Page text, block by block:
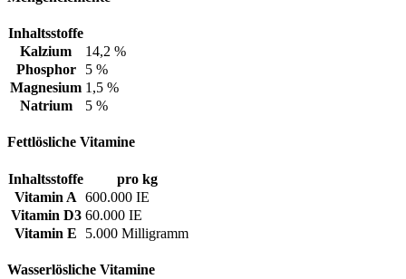
Inhaltsstoffe
Kalzium
14,2 %
Phosphor
5 %
Magnesium 1,5 %
Natrium
5 %
Fettlösliche Vitamine
Inhaltsstoffe
pro kg
Vitamin A 600.000 IE
Vitamin D3 60.000 IE
Vitamin E
5.000 Milligramm
Wasserlösliche Vitamine